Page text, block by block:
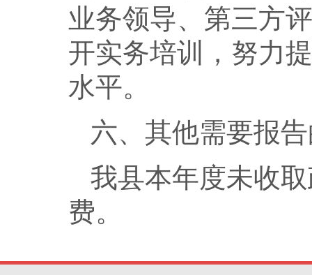
业务领导、第三方
开实务培训，努力
水平。
六、其他需要报
我县本年度未收
费。